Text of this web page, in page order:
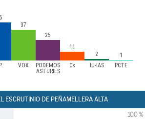
VOX
PODEMOS
ASTURIES
Cs IU-IAS PCTE
37
25
11
2
1
ESCRUTINIO DE PEÑAMELLERA ALTA
100 %